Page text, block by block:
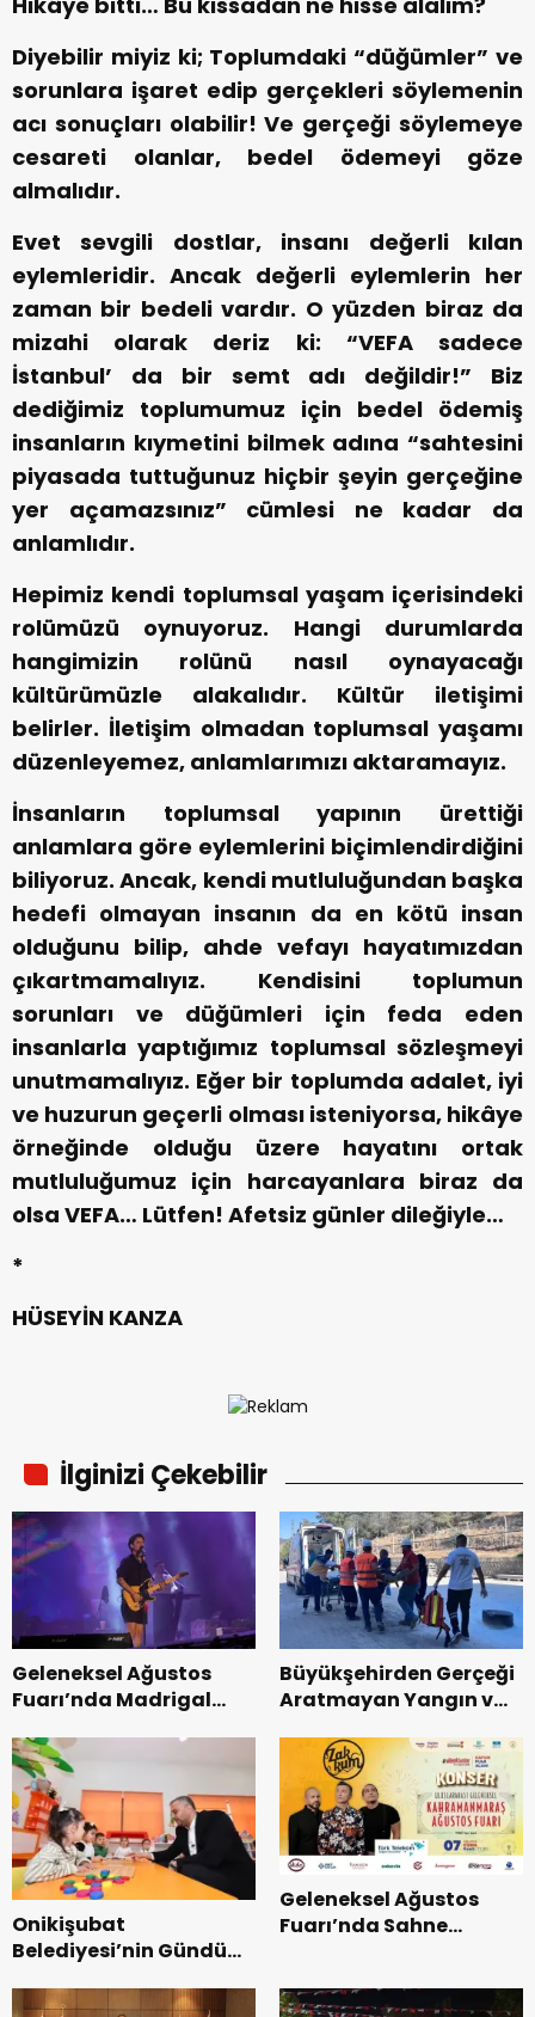
Diyebilir miyiz ki; Toplumdaki “düğümler” ve
sorunlara işaret edip gerçekleri söylemenin
acı sonuçları olabilir! Ve gerçeği söylemeye
cesareti olanlar, bedel ödemeyi göze
almalıdır.
Evet sevgili dostlar, insanı değerli kılan
eylemleridir. Ancak değerli eylemlerin her
zaman bir bedeli vardır. O yüzden biraz da
mizahi olarak deriz ki: “VEFA sadece
İstanbul’ da bir semt adı değildir!” Biz
dediğimiz toplumumuz için bedel ödemiş
insanların kıymetini bilmek adına “sahtesini
piyasada tuttuğunuz hiçbir şeyin gerçeğine
yer açamazsınız” cümlesi ne kadar da
anlamlıdır.
Hepimiz kendi toplumsal yaşam içerisindeki
rolümüzü oynuyoruz. Hangi durumlarda
hangimizin rolünü nasıl oynayacağı
kültürümüzle alakalıdır. Kültür iletişimi
belirler. İletişim olmadan toplumsal yaşamı
düzenleyemez, anlamlarımızı aktaramayız.
İnsanların toplumsal yapının ürettiği
anlamlara göre eylemlerini biçimlendirdiğini
biliyoruz. Ancak, kendi mutluluğundan başka
hedefi olmayan insanın da en kötü insan
olduğunu bilip, ahde vefayı hayatımızdan
çıkartmamalıyız. Kendisini toplumun
sorunları ve düğümleri için feda eden
insanlarla yaptığımız toplumsal sözleşmeyi
unutmamalıyız. Eğer bir toplumda adalet, iyi
ve huzurun geçerli olması isteniyorsa, hikâye
örneğinde olduğu üzere hayatını ortak
mutluluğumuz için harcayanlara biraz da
olsa VEFA… Lütfen! Afetsiz günler dileğiyle…
*
HÜSEYİN KANZA
İlginizi Çekebilir
Geleneksel Ağustos
Fuarı’nda Madrigal
Büyükşehirden Gerçeği
Aratmayan Yangın ve
Onikişubat
Belediyesi’nin Gündüz
dönemin ön kayıtları
Geleneksel Ağustos
Fuarı’nda Sahne